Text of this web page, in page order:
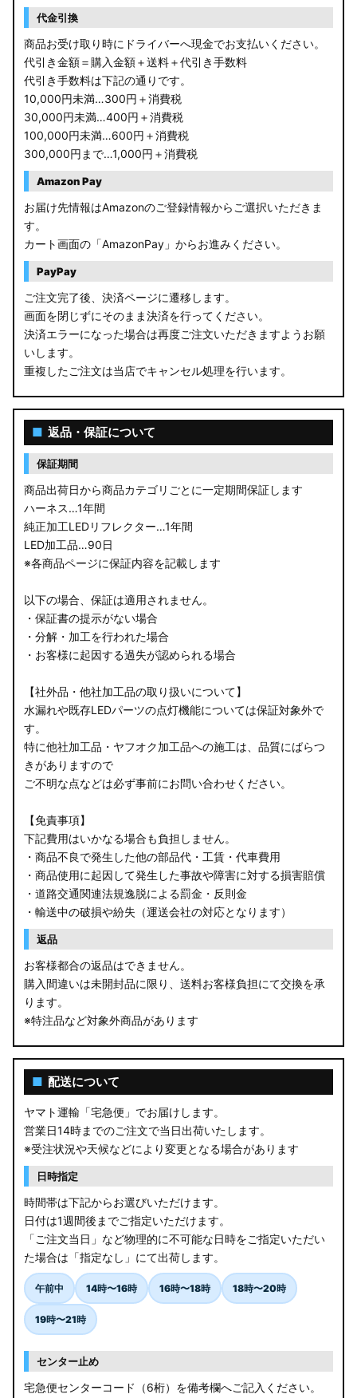
RP6/7 ステップワゴン
RP1/2 RP3/4 ステップワゴン/スパーダ
RK5/6 ステップワゴンスパーダ
RC1/2 オデッセイ
GB5〜8 フリード
GR フィット
GP5/6 GK3〜6 フィット
MK53S スペーシアカスタム
MA37S/MA27S ソリオ / ソリオ バンディット
MA26S/MA36S ソリオ
ZC33S スイフトスポーツ
LA650S タントカスタム
LA600S タントカスタム
LA150S ムーヴカスタム
LA700S ウェイク
GN0W アウトランダー
GK1W/GK9W エクリプスクロス
CV1W デリカD:5
B34A/B35A/B37A/B38A デリカミニ
B34W/B35W/B37W/B38W ekクロススペース
B34W/B35W/B37W/B38W ekクロス
KG CX-8
GU クロストレック
GU インプレッサ
VN5 VNH レヴォーグ / レイバック
ZD8 BRZ
ZC6 BRZ
URJ201 LX570
AGL10W RX450h
USF/UVF4# LS600h
JF5/6 N-BOX カスタム
MK94S/MK54S スペーシア / カスタム
ZCEDS/ZDEDS/ZCDDS/ZDDDS スイフト
AZSH36W/AZSH37W クラウンスポーツ
LA400K コペン
汎用LEDバルブ
アウトレット
代金引換
商品お受け取り時にドライバーへ現金でお支払いください。
代引き金額＝購入金額＋送料＋代引き手数料
代引き手数料は下記の通りです。
10,000円未満…300円＋消費税
30,000円未満…400円＋消費税
100,000円未満…600円＋消費税
300,000円まで…1,000円＋消費税
Amazon Pay
お届け先情報はAmazonのご登録情報からご選択いただきま
す。
カート画面の「AmazonPay」からお進みください。
PayPay
ご注文完了後、決済ページに遷移します。
画面を閉じずにそのまま決済を行ってください。
決済エラーになった場合は再度ご注文いただきますようお願
いします。
重複したご注文は当店でキャンセル処理を行います。
■ 返品・保証について
保証期間
商品出荷日から商品カテゴリごとに一定期間保証します
ハーネス…1年間
純正加工LEDリフレクター…1年間
LED加工品…90日
※各商品ページに保証内容を記載します
以下の場合、保証は適用されません。
・保証書の提示がない場合
・分解・加工を行われた場合
・お客様に起因する過失が認められる場合
【社外品・他社加工品の取り扱いについて】
水漏れや既存LEDパーツの点灯機能については保証対象外で
す。
特に他社加工品・ヤフオク加工品への施工は、品質にばらつ
きがありますので
ご不明な点などは必ず事前にお問い合わせください。
【免責事項】
下記費用はいかなる場合も負担しません。
・商品不良で発生した他の部品代・工賃・代車費用
・商品使用に起因して発生した事故や障害に対する損害賠償
・道路交通関連法規逸脱による罰金・反則金
・輸送中の破損や紛失（運送会社の対応となります）
返品
お客様都合の返品はできません。
購入間違いは未開封品に限り、送料お客様負担にて交換を承
ります。
※特注品など対象外商品があります
■ 配送について
ヤマト運輸「宅急便」でお届けします。
営業日14時までのご注文で当日出荷いたします。
※受注状況や天候などにより変更となる場合があります
日時指定
時間帯は下記からお選びいただけます。
日付は1週間後までご指定いただけます。
「ご注文当日」など物理的に不可能な日時をご指定いただい
た場合は「指定なし」にて出荷します。
午前中 14時〜16時 16時〜18時 18時〜20時
19時〜21時
センター止め
宅急便センターコード（6桁）を備考欄へご記入ください。